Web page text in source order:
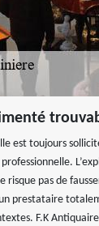
est toujours
risque pas de
un prestataire
F.K